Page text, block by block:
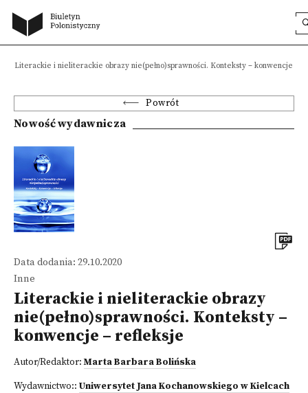
Literackie i nieliterackie obrazy nie(pełno)sprawności. Konteksty – konwencje –
Powrót
Nowość wydawnicza
Data dodania: 29.10.2020
Inne
Literackie i nieliterackie obrazy
nie(pełno)sprawności. Konteksty –
konwencje – refleksje
Autor/Redaktor: Marta Barbara Bolińska
Wydawnictwo:: Uniwersytet Jana Kochanowskiego w Kielcach